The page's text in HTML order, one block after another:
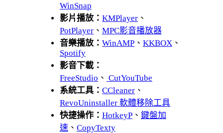
WinSnap
影片播放： KMPlayer 、
PotPlayer 、 MPC影音播放器
音樂播放： WinAMP 、 KKBOX 、
Spotify
影音下載：
FreeStudio 、 CutYouTube
系統工具： CCleaner 、
RevoUninstaller 軟體移除工具
快捷操作： HotkeyP 、 鍵盤加
速 、 CopyTexty